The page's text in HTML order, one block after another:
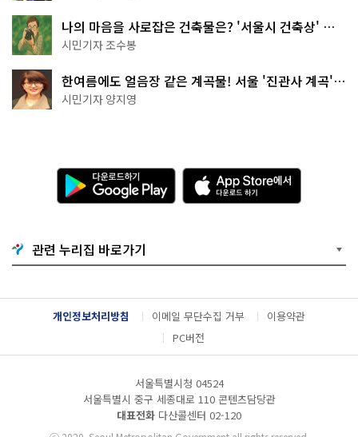
나의 마음을 사로잡은 건축물은? '서울시 건축상' 수
상작 공개!
시민기자 조수봉
한여름에도 얼음장 같은 계곡물! 서울 '진관사 계곡'이
천국이네~
시민기자 양지영
다
운
로
기
G
o
g
l
e
l
A
p
p
e
서
다
운
드
관련 누리집 바로가기
개인정보처리방침 이메일 무단수집 거부
이용약관
PC버전
서울특별시청 04524
서울특별시 중구 세종대로 110 콘텐츠담당관
대표전화 다산콜센터 02-120